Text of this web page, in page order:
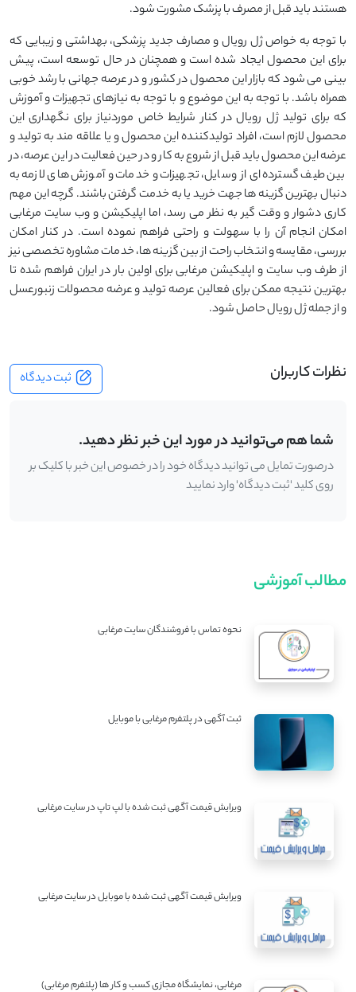
هستند باید قبل از مصرف با پزشک مشورت شود.
با توجه به خواص ژل رویال و مصارف جدید پزشکی، بهداشتی و زیبایی که
برای این محصول ایجاد شده است و همچنان در حال توسعه است، پیش
بینی می شود که بازار این محصول در کشور و در عرصه جهانی با رشد خوبی
همراه باشد. با توجه به این موضوع و با توجه به نیازهای تجهیزات و آموزش
که برای تولید ژل رویال در کنار شرایط خاص موردنیاز برای نگهداری این
محصول لازم است، افراد تولیدکننده این محصول و یا علاقه مند به تولید و
عرضه این محصول باید قبل از شروع به کار و در حین فعالیت در این عرصه، در
بین طیف گسترده ای از وسایل، تجهیزات و خدمات و آموزش های لازمه به
دنبال بهترین گزینه ها جهت خرید یا به خدمت گرفتن باشند. گرچه این مهم
کاری دشوار و وقت گیر به نظر می رسد، اما اپلیکیشن و وب سایت مرغابی
امکان انجام آن را با سهولت و راحتی فراهم نموده است. در کنار امکان
بررسی، مقایسه و انتخاب راحت از بین گزینه ها، خدمات مشاوره تخصصی نیز
از طرف وب سایت و اپلیکیشن مرغابی برای اولین بار در ایران فراهم شده تا
بهترین نتیجه ممکن برای فعالین عرصه تولید و عرضه محصولات زنبورعسل
و از جمله ژل رویال حاصل شود.
نظرات کاربران ثبت دیدگاه
شما هم می‌توانید در مورد این خبر نظر دهید.
درصورت تمایل می توانید دیدگاه خود را در خصوص این خبر با کلیک بر
روی کلید 'ثبت دیدگاه' وارد نمایید
مطالب آموزشی
نحوه تماس با فروشندگان سایت مرغابی
ثبت آگهی در پلتفرم مرغابی با موبایل
ویرایش قیمت آگهی ثبت شده با لپ تاپ در سایت مرغابی
ویرایش قیمت آگهی ثبت شده با موبایل در سایت مرغابی
مرغابی، نمایشگاه مجازی کسب و کار ها (پلتفرم مرغابی)